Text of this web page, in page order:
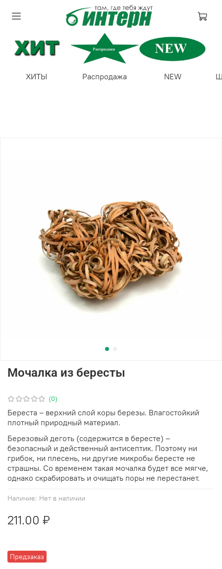
ХИТЫ Распродажа NEW
(0)
Наличие: Нет в наличии
Предзаказ
Мочалка из бересты
211.00 ₽
Береста – верхний слой коры березы. Влагостойкий
плотный природный материал.
Березовый деготь (содержится в бересте) –
безопасный и действенный антисептик. Поэтому ни
грибок, ни плесень, ни другие микробы бересте не
страшны. Со временем такая мочалка будет все мягче,
однако скрабировать и очищать поры не перестанет.